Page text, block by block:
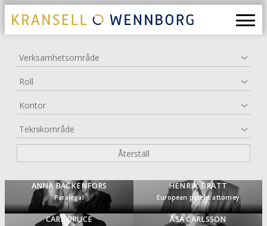
Verksamhetsområde
Roll
Kontor
Teknikområde
Återställ
ANNA BACKENFORS
Paralegal
HENRIK BRATT
European patent attorney
CARL BRUCE ÅSA CARLSSON